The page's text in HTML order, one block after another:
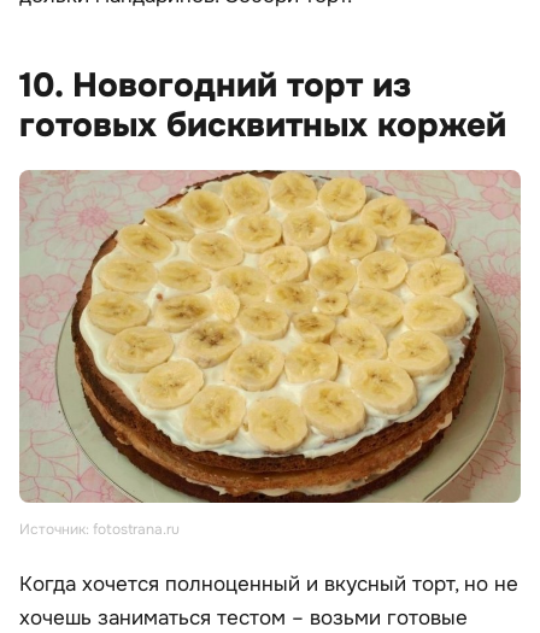
10. Новогодний торт из
готовых бисквитных коржей
Источник: fotostrana.ru
Когда хочется полноценный и вкусный торт, но не
хочешь заниматься тестом – возьми готовые